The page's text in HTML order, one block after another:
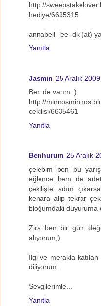
http://
hediye/6635315
annabell_lee_dk (at)
Yanıtla
Jasmin 25 Aralık
Ben de varım :)
http://
cekilisi/6635461
Yanıtla
Benhurum 25 Aralık
çelebim ben bu
eğlence hem de
çekilişte adım
kenara alıp tekrar
bloğumdaki duyuruma
Zira ben bir gün
alıyorum;)
İlgi ve merakla
diliyorum...
Sevgilerimle...
Yanıtla